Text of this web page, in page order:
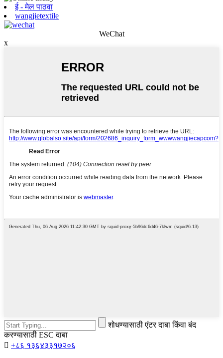
ई - मेल पाठवा
wangjietextile
WeChat
x
शोधण्यासाठी एंटर दाबा किंवा बंद
करण्यासाठी ESC दाबा
 +८६ १३६४३३१७२०६